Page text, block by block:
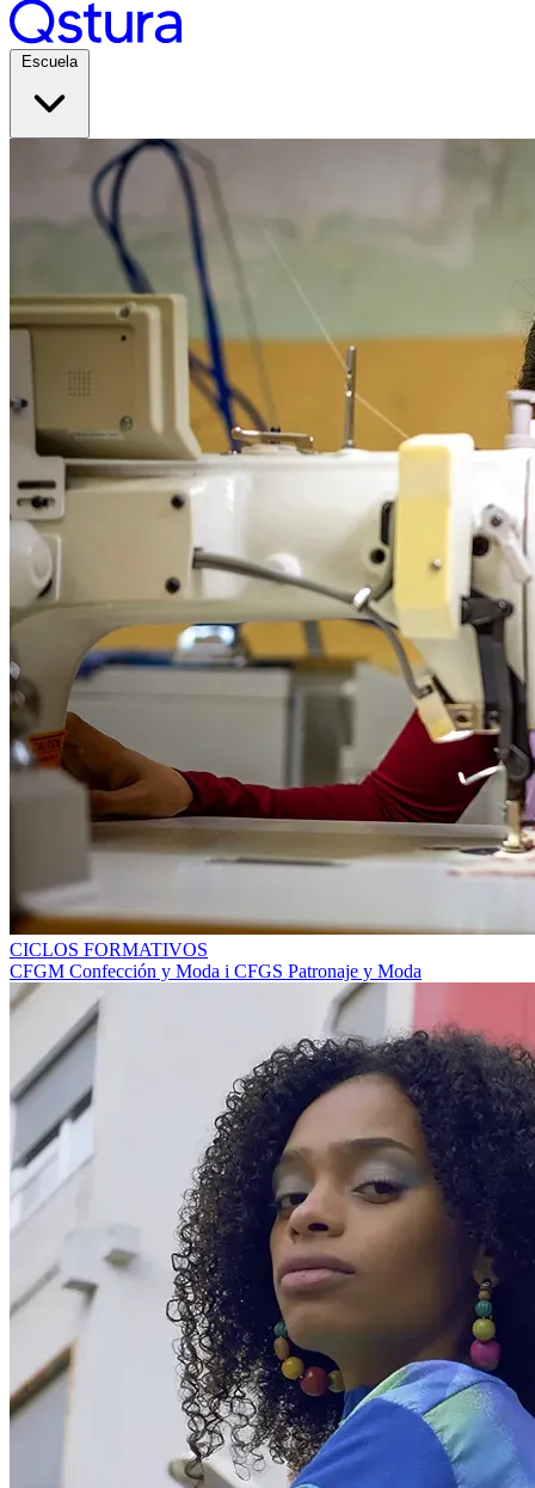
Escuela
CICLOS FORMATIVOS
CFGM Confección y Moda i CFGS Patronaje y Moda